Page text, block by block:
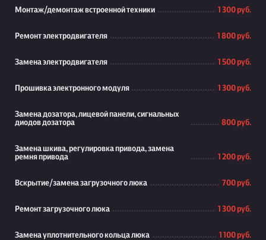
Монтаж/демонтаж встроенной техники 1 300 руб.
Ремонт электродвигателя 1 800 руб.
Замена электродвигателя 1 500 руб.
Прошивка электронного модуля 1 300 руб.
Замена дозатора, лицевой панели, сигнальных
диодов дозатора
800 руб.
Замена шкива, регулировка привода, замена
ремня привода
1 200 руб.
Вскрытие/замена загрузочного люка 700 руб.
Ремонт загрузочного люка 1 300 руб.
Замена уплотнительного кольца люка 1 100 руб.